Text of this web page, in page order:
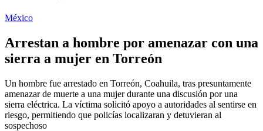
México
Arrestan a hombre por amenazar con una
sierra a mujer en Torreón
Un hombre fue arrestado en Torreón, Coahuila, tras presuntamente
amenazar de muerte a una mujer durante una discusión por una
sierra eléctrica. La víctima solicitó apoyo a autoridades al sentirse en
riesgo, permitiendo que policías localizaran y detuvieran al
sospechoso